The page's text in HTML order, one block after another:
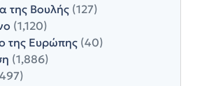
της Βουλής(127)
(1,120)
της Ευρώπης(40)
(1,886)